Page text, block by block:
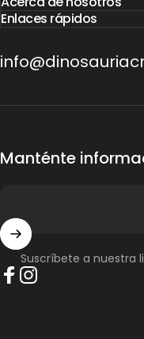
Enlaces rápidos
Manténte
Suscríbete a nuestra